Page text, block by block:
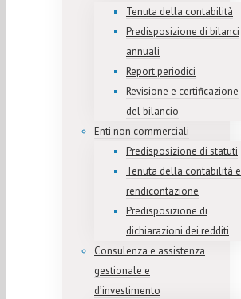
Tenuta della contabilità
Predisposizione di bilanci
annuali
Report periodici
Revisione e certificazione
del bilancio
Enti non commerciali
Predisposizione di statuti
Tenuta della contabilità e
rendicontazione
Predisposizione di
dichiarazioni dei redditi
Consulenza e assistenza
gestionale e
d’investimento